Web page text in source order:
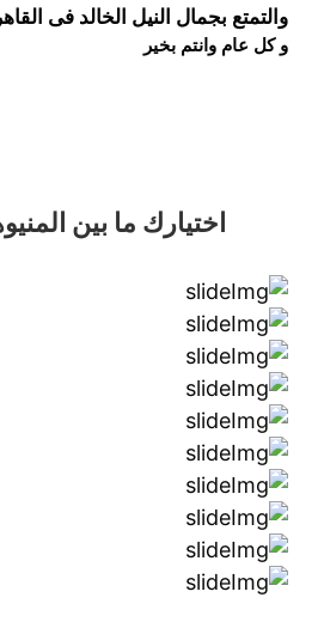
والتمتع بجمال النيل الخالد فى
و كل عام وانتم بخير
اختيارك ما بين